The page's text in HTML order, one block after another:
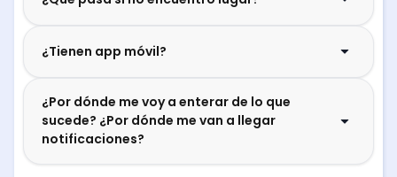
¿Tienen app móvil?
¿Por dónde me voy a enterar de lo que
sucede? ¿Por dónde me van a llegar
notificaciones?